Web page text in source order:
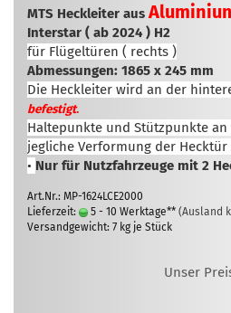
MTS Heckleiter aus
Interstar ( ab 2024 ) H2
für Flügeltüren ( rechts )
Abmessungen: 1865 x 245 mm
Die Heckleiter wird an der
befestigt.
Haltepunkte und Stützpunkte
jegliche Verformung der Hecktür
• Nur für Nutzfahrzeuge mit 2
Art.Nr.: MP-1624LCE2000
Lieferzeit:
5 - 10 Werktage** (Ausland
Versandgewicht: 7 kg je Stück
Unser